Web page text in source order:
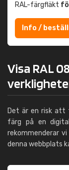
RAL-färgfläkt
Info /
Visa RAL
Det är en risk att
färg på en
rekommenderar
denna webbplats